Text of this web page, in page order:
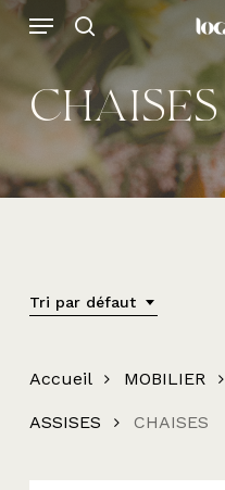
Skip
content
search
Menu
CHAISES
Tri par défaut
Accueil MOBILIER
ASSISES CHAISES